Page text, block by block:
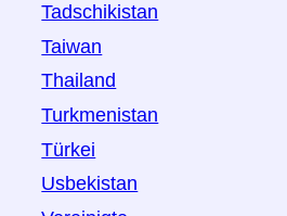
Tadschikistan
Taiwan
Thailand
Turkmenistan
Türkei
Usbekistan